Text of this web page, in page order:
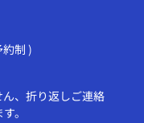
制 )
、折り返しご連絡
。